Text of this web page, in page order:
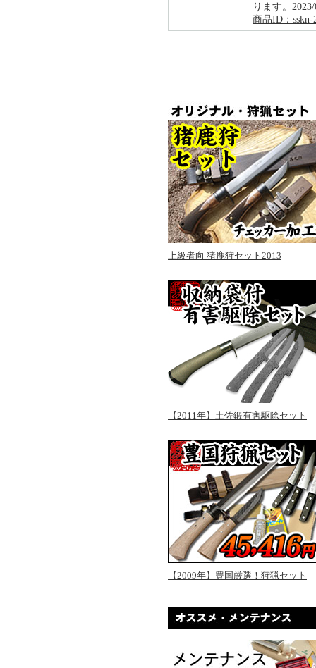
ります。
商品ID：sskn-
上級者向 猪鹿狩セット2013
【2011年】土佐鍛有害駆除セット
【2009年】豊国厳選！狩猟セット